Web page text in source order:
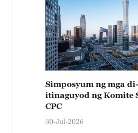
Simposyum ng mga
itinaguyod ng Komite
CPC
30-Jul-2026